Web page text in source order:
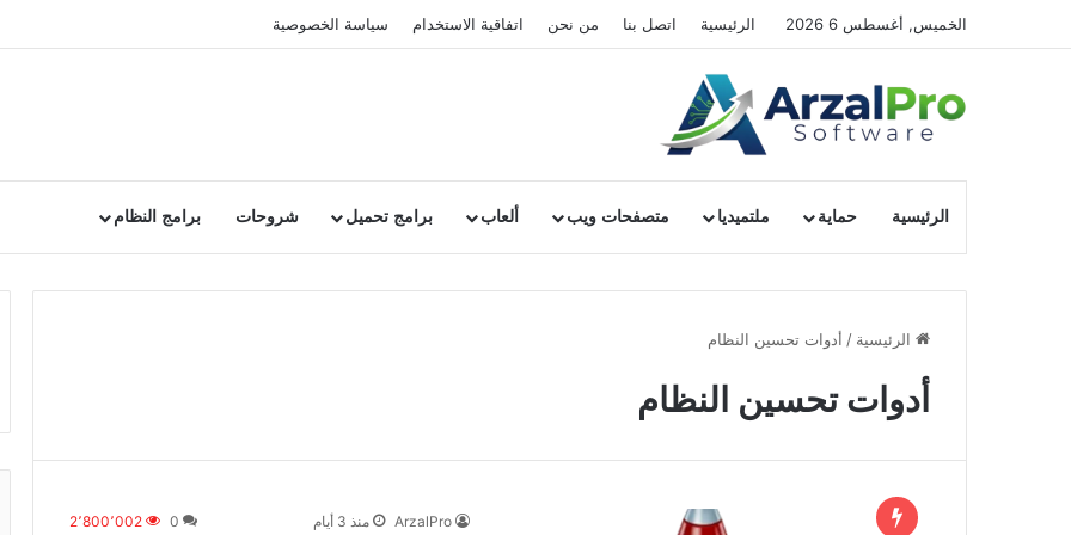
الخميس, أغسطس 6 2026 الرئيسية اتصل بنا من نحن اتفاقية الاستخدام سياسة الخصوصية
الرئيسية حماية ملتميديا متصفحات ويب ألعاب برامج تحميل شروحات برامج النظام
الرئيسية / أدوات تحسين النظام
أدوات تحسين النظام
ArzalPro منذ 3 أيام 0 2٬800٬002